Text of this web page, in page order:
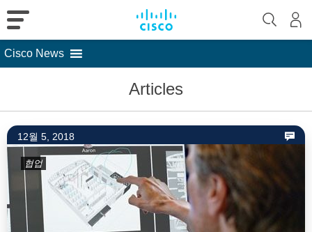
Cisco News
Articles
12월 5, 2018
협업